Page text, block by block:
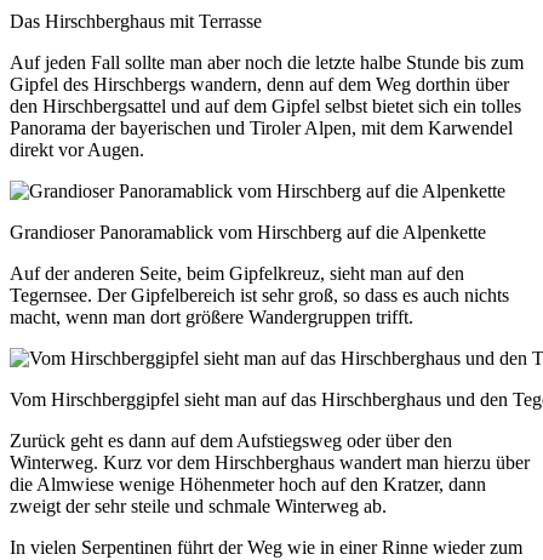
Das Hirschberghaus mit Terrasse
Auf jeden Fall sollte man aber noch die letzte halbe Stunde bis zum
Gipfel des Hirschbergs wandern, denn auf dem Weg dorthin über
den Hirschbergsattel und auf dem Gipfel selbst bietet sich ein tolles
Panorama der bayerischen und Tiroler Alpen, mit dem Karwendel
direkt vor Augen.
Grandioser Panoramablick vom Hirschberg auf die Alpenkette
Auf der anderen Seite, beim Gipfelkreuz, sieht man auf den
Tegernsee. Der Gipfelbereich ist sehr groß, so dass es auch nichts
macht, wenn man dort größere Wandergruppen trifft.
Vom Hirschberggipfel sieht man auf das Hirschberghaus und den
Zurück geht es dann auf dem Aufstiegsweg oder über den
Winterweg. Kurz vor dem Hirschberghaus wandert man hierzu über
die Almwiese wenige Höhenmeter hoch auf den Kratzer, dann
zweigt der sehr steile und schmale Winterweg ab.
In vielen Serpentinen führt der Weg wie in einer Rinne wieder zum